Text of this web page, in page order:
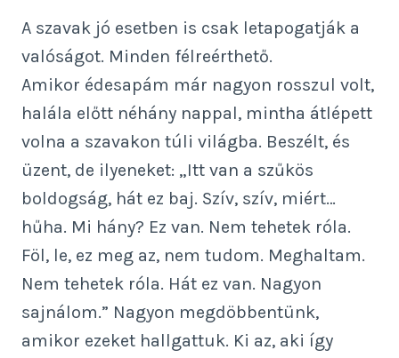
A szavak jó esetben is csak letapogatják a
valóságot. Minden félreérthető.
Amikor édesapám már nagyon rosszul volt,
halála előtt néhány nappal, mintha átlépett
volna a szavakon túli világba. Beszélt, és
üzent, de ilyeneket: „Itt van a szűkös
boldogság, hát ez baj. Szív, szív, miért…
hűha. Mi hány? Ez van. Nem tehetek róla.
Föl, le, ez meg az, nem tudom. Meghaltam.
Nem tehetek róla. Hát ez van. Nagyon
sajnálom.” Nagyon megdöbbentünk,
amikor ezeket hallgattuk. Ki az, aki így